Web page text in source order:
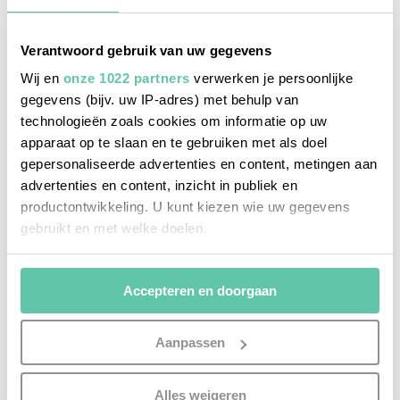
Verantwoord gebruik van uw gegevens
Wij en onze 1022 partners verwerken je persoonlijke
gegevens (bijv. uw IP-adres) met behulp van
technologieën zoals cookies om informatie op uw
apparaat op te slaan en te gebruiken met als doel
gepersonaliseerde advertenties en content, metingen aan
advertenties en content, inzicht in publiek en
productontwikkeling. U kunt kiezen wie uw gegevens
gebruikt en met welke doelen.
Als u het toestaat, willen we ook graag:
Informatie verzamelen over uw geografische
locatie, die tot een paar meter nauwkeurig kan zijn
Uw apparaat identificeren door het actief te
scannen op specifieke eigenschappen (fingerprinting)
Accepteren en doorgaan
Aanpassen
Alles weigeren